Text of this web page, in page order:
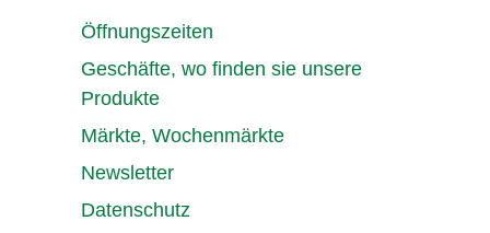
Öffnungszeiten
Geschäfte, wo finden sie unsere
Produkte
Märkte, Wochenmärkte
Newsletter
Datenschutz